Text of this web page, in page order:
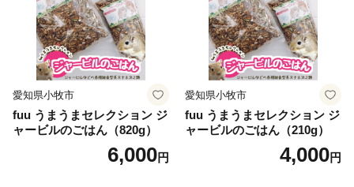
愛知県小牧市
fuu うまうまセレクション ジ
ャービルのごはん（820g）
6,000円
愛知県小牧市
fuu うまうまセレクション ジ
ャービルのごはん（210g）
4,000円